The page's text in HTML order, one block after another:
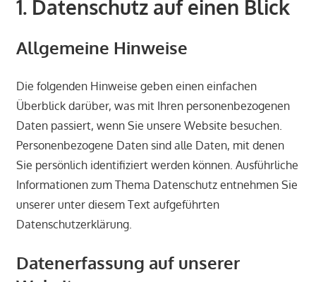
1. Datenschutz auf einen Blick
Allgemeine Hinweise
Die folgenden Hinweise geben einen einfachen
Überblick darüber, was mit Ihren personenbezogenen
Daten passiert, wenn Sie unsere Website besuchen.
Personenbezogene Daten sind alle Daten, mit denen
Sie persönlich identifiziert werden können. Ausführliche
Informationen zum Thema Datenschutz entnehmen Sie
unserer unter diesem Text aufgeführten
Datenschutzerklärung.
Datenerfassung auf unserer